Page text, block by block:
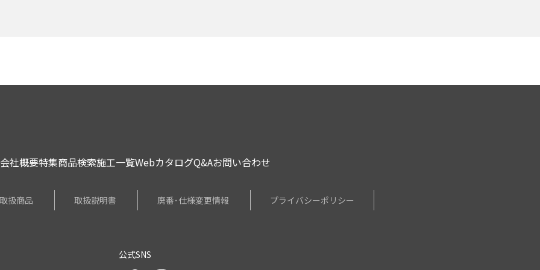
会社概要特集商品検索施工一覧WebカタログQ&Aお問い合わせ
取扱商品 取扱説明書 廃番･仕様変更情報 プライバシーポリシー
公式SNS